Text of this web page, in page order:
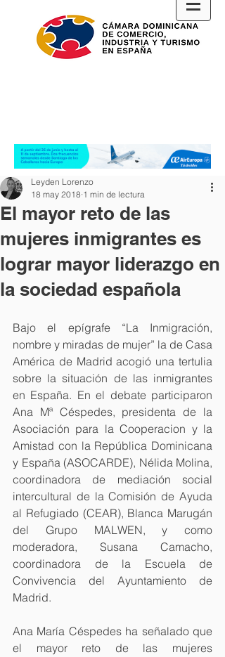
El mayor reto de las
mujeres inmigrantes es
lograr mayor liderazgo en
la sociedad española
Leyden Lorenzo
18 may 2018 1 min de lectura
Bajo el epígrafe “La Inmigración,
nombre y miradas de mujer” la de Casa
América de Madrid acogió una tertulia
sobre la situación de las inmigrantes
en España. En el debate participaron
Ana Mª Céspedes, presidenta de la
Asociación para la Cooperacion y la
Amistad con la República Dominicana
y España (ASOCARDE), Nélida Molina,
coordinadora de mediación social
intercultural de la Comisión de Ayuda
al Refugiado (CEAR), Blanca Marugán
del Grupo MALWEN, y como
moderadora, Susana Camacho,
coordinadora de la Escuela de
Convivencia del Ayuntamiento de
Madrid.
Ana María Céspedes ha señalado que
el mayor reto de las mujeres